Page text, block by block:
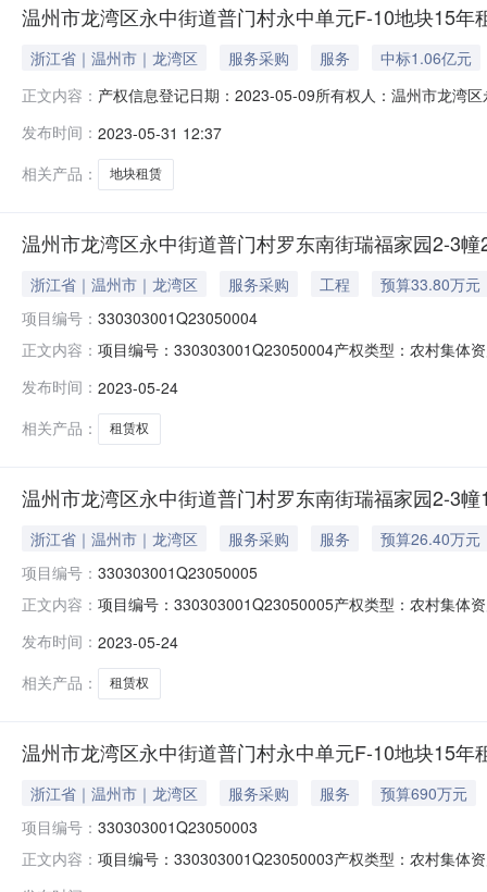
温州市龙湾区永中街道普门村永中单元F-10地块15年
浙江省｜温州市｜龙湾区 服务采购 服务
中标1.06亿元
正文内容： 产权信息登记日期：2023-05-09所有权人：温州市龙湾
期限：权证面积：土地性质：房屋所有权证编号：所有
民代表大会意见表：登记日
发布时间： 2023-05-31 12:37
相关产品：
地块租赁
温州市龙湾区永中街道普门村罗东南街瑞福家园2-3
浙江省｜温州市｜龙湾区 服务采购 工程
预算33.80万元
项目编号： 330303001Q23050004
正文内容： 项目编号：330303001Q23050004产权类型：农村集体
有权人：温州市龙湾区永中街道普门村股份经济合作社
发布时间： 2023-05-24
相关产品：
租赁权
温州市龙湾区永中街道普门村罗东南街瑞福家园2-3
浙江省｜温州市｜龙湾区 服务采购 服务
预算26.40万元
项目编号： 330303001Q23050005
正文内容： 项目编号：330303001Q23050005产权类型：农村集体
有权人：温州市龙湾区永中街道普门村股份经济合作社
发布时间： 2023-05-24
相关产品：
租赁权
温州市龙湾区永中街道普门村永中单元F-10地块15年
浙江省｜温州市｜龙湾区 服务采购 服务
预算690万元
项目编号： 330303001Q23050003
正文内容： 项目编号：330303001Q23050003产权类型：农村集体